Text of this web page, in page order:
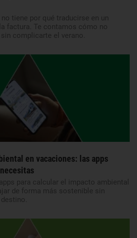
tiene por qué traducirse en un
factura. Te contamos cómo no
complicarte el verano.
en vacaciones: las apps
para calcular el impacto ambiental
de forma más sostenible sin